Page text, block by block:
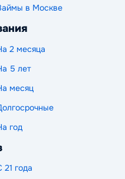
в Москве
2 месяца
5 лет
месяц
год
21 года